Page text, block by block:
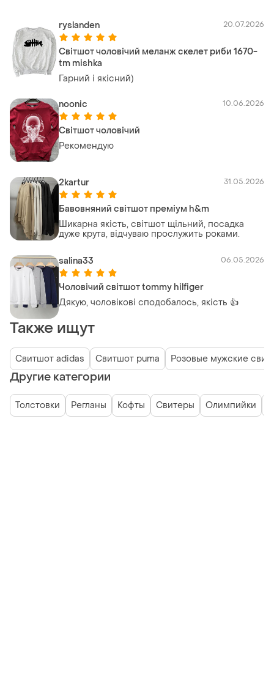
ryslanden 20.07.2026
Світшот чоловічий меланж скелет риби 1670-
tm mishka
Гарний і якісний)
noonic 10.06.2026
Світшот чоловічий
Рекомендую
2kartur 31.05.2026
Бавовняний світшот преміум h&m
Шикарна якість, світшот щільний, посадка
дуже крута, відчуваю прослужить роками.
salina33 06.05.2026
Чоловічий світшот tommy hilfiger
Дякую, чоловікові сподобалось, якість 👍
Также ищут
Свитшот adidas Свитшот puma Розовые мужские
Другие категории
Толстовки Регланы Кофты Свитеры Олимпийки